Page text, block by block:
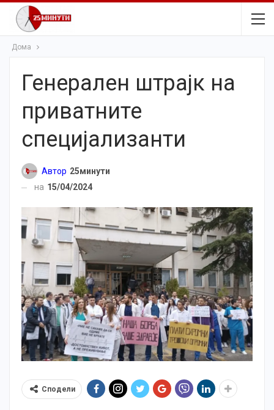
Дома
Генерален штрајк на
приватните
специјализанти
Автор 25минути
на 15/04/2024
Сподели